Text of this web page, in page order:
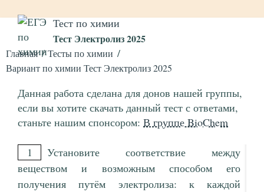
Тест по химии
Тест Электролиз 2025
Главная
Тесты по химии
Вариант по химии Тест Электролиз 2025
Данная работа сделана для донов нашей группы,
если вы хотите скачать данный тест с ответами,
станьте нашим спонсором: В группе BioChem
1
Установите соответствие между
веществом и возможным способом его
получения путём электролиза: к каждой